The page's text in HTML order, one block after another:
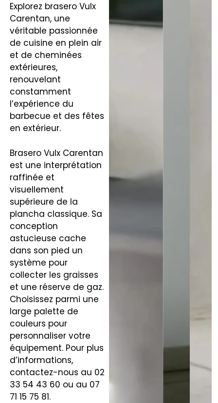
Explorez brasero Vulx
Carentan, une
véritable passionnée
de cuisine en plein air
et de cheminées
extérieures,
renouvelant
constamment
l’expérience du
barbecue et des fêtes
en extérieur.
Brasero Vulx Carentan
est une interprétation
raffinée et
visuellement
supérieure de la
plancha classique. Sa
conception
astucieuse cache
dans son pied un
système pour
collecter les graisses
et une réserve de gaz.
Choisissez parmi une
large palette de
couleurs pour
personnaliser votre
équipement. Pour plus
d’informations,
contactez-nous au 02
33 54 43 60 ou au 07
71 15 75 81.